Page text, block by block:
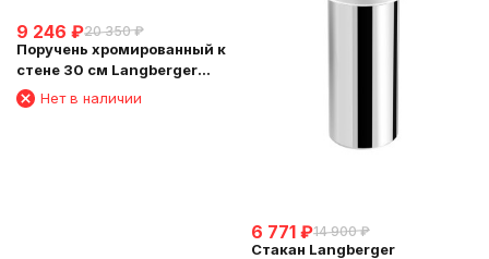
9 246 ₽20 350 ₽
Поручень хромированный к
стене 30 см Langberger
24056AНет в наличии
6 771 ₽14 900 ₽
Стакан Langberger